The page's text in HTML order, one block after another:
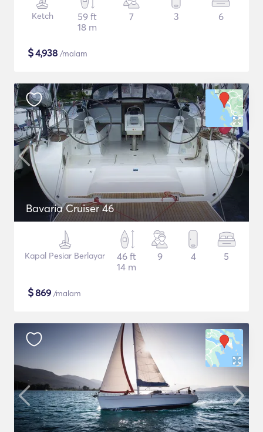
Ketch
59 ft
18 m
7 3 6
$4,938 /malam
Bavaria Cruiser 46
Kapal Pesiar Berlayar
46 ft
14 m
9 4 5
$869 /malam